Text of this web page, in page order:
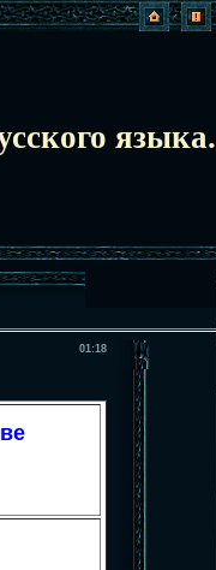
языка.
01:18